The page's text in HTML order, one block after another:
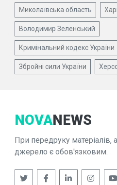
Миколаївська область
Володимир Зеленський
Кримінальний кодекс України
Збройні сили України
NOVANEWS
При передруку матеріалів,
джерело є обов'язковим.